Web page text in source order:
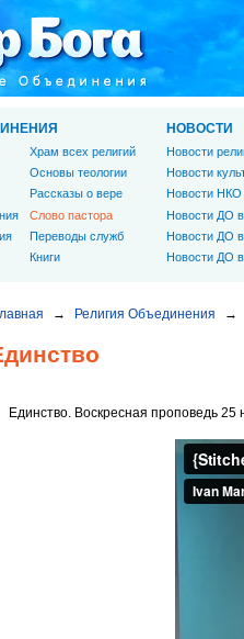
→ Религия Объединения →
Единство. Воскресная проповедь 25
Храм всех религий
Основы теологии
Рассказы о вере
Слово пастора
Переводы служб
Книги
НОВОСТИ
Новости
Новости
Новости НКО
Новости ДО
Новости ДО
Новости ДО